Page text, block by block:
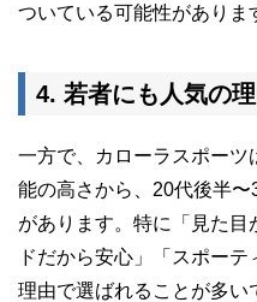
ついている可能性がありま
4. 若者にも人気の
一方で、カローラスポーツ
能の高さから、20代後半
があります。特に「見た
ドだから安心」「スポー
理由で選ばれることが多い